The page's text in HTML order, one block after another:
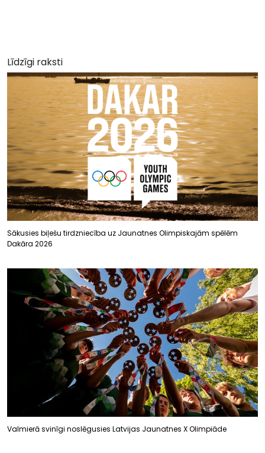
Līdzīgi raksti
Sākusies biļešu tirdzniecība uz Jaunatnes Olimpiskajām spēlēm
Dakāra 2026
Valmierā svinīgi noslēgusies Latvijas Jaunatnes X Olimpiāde